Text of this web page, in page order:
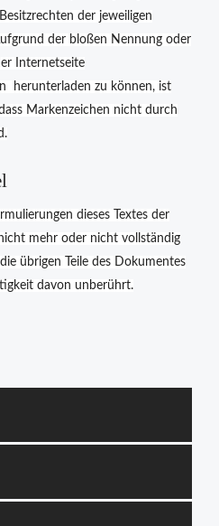
der jeweiligen
der bloßen Nennung oder
Internetseite
herunterladen zu können, ist
Markenzeichen nicht durch
dieses Textes der
mehr oder nicht vollständig
übrigen Teile des Dokumentes
davon unberührt.